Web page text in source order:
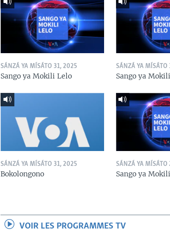
SÁNZÁ YA MÍSÁTO 31, 2025
Sango ya Mokili Lelo
SÁNZÁ YA MÍSÁTO
Sango ya
SÁNZÁ YA MÍSÁTO 31, 2025
Bokolongono
SÁNZÁ YA MÍSÁTO
Sango ya
VOIR LES PROGRAMMES TV